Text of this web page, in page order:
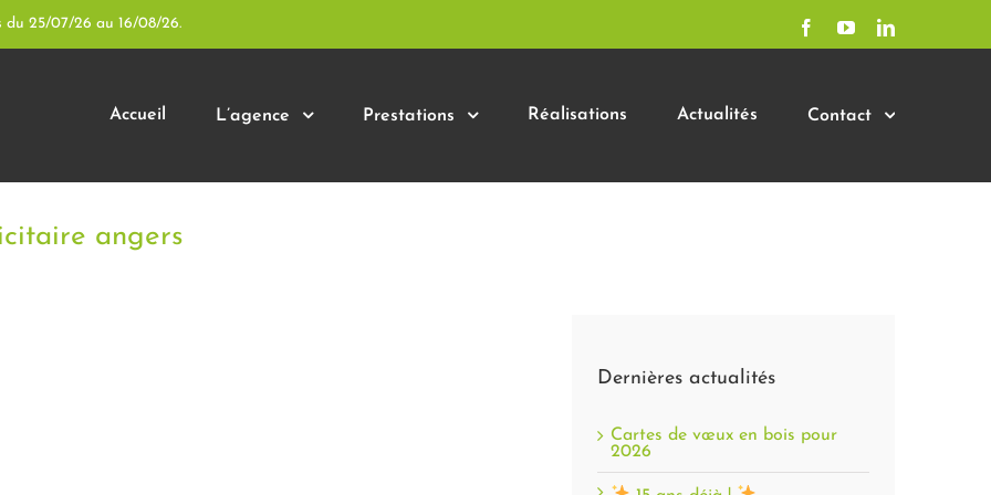
du 25/07/26 au 16/08/26. FacebookYouTubeLinkedIn
Accueil L’agence Prestations Réalisations Actualités Contact
angers
Dernières actualités
Cartes de vœux en bois pour
2026